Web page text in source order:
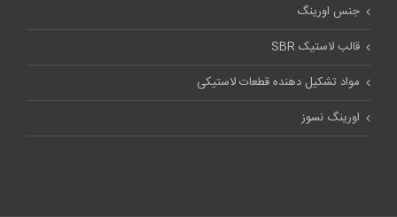
جنس اورینگ
قالب لاستیک SBR
مواد تشکیل دهنده قطعات لاستیکی
اورینگ نسوز